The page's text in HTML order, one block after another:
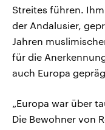
Streites führen.
der Andalusier,
Jahren
für die
auch Europa
„Europa war über
Die Bewohner von